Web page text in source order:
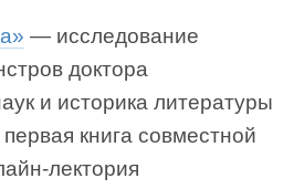
— исследование
доктора
и историка литературы
книга совместной
лектория